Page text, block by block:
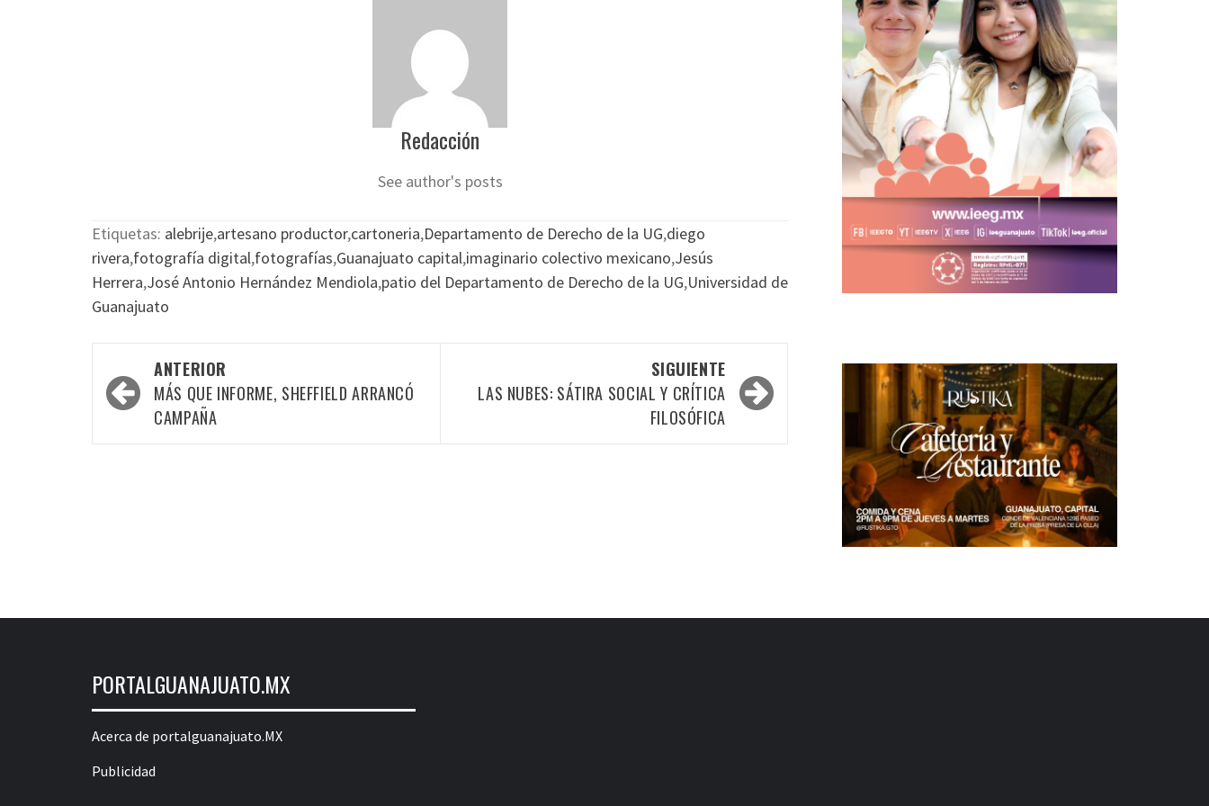
Redacción
See author's posts
Etiquetas: alebrije,artesano productor,cartoneria,Departamento de Derecho de la UG,diego
rivera,fotografía digital,fotografías,Guanajuato capital,imaginario colectivo mexicano,Jesús
Herrera,José Antonio Hernández Mendiola,patio del Departamento de Derecho de la UG,Universidad de
Guanajuato
Navegación
por
ANTERIOR
MÁS QUE INFORME, SHEFFIELD ARRANCÓ
CAMPAÑA
SIGUIENTE
LAS NUBES: SÁTIRA SOCIAL Y CRÍTICA
FILOSÓFICA
PORTALGUANAJUATO.MX
Acerca de portalguanajuato.MX
Publicidad